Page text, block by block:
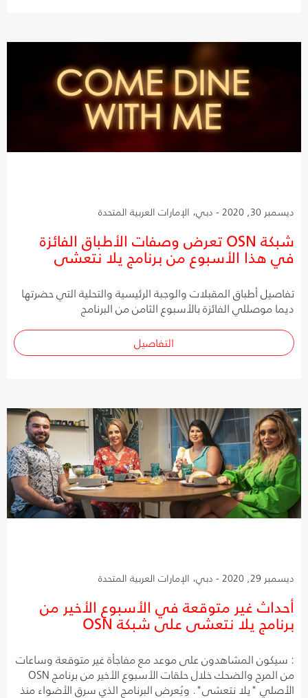
ديسمبر 30, 2020 - دبي، الإمارات العربية المتحدة
شبكة OSN تعرض وصفات الأطباق الفائزة
في هذا الأسبوع من برنامج يلا نتعشى
تفاصيل أطباق المقبلات والوجبة الرئيسية والتحلية التي حضرتها
ديما موصللي الفائزة بالأسبوع الثامن من البرنامج
التفاصيل
ديسمبر 29, 2020 - دبي، الإمارات العربية المتحدة
أحداث غير متوقعة في الأسبوع الأخير من
برنامج يلا نتعشى على شبكة OSN
: سيكون المشاهدون على موعد مع مفاجأة غير متوقعة وساعات
من المرح والضحك خلال حلقات الأسبوع الأخير من برنامج OSN
الأصلي "يلا نتعشى". ويُعرض البرنامج الذي سرق الأضواء منذ